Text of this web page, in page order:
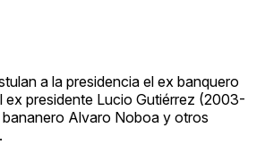
a la presidencia el ex banquero
ex presidente Lucio Gutiérrez (2003-
Alvaro Noboa y otros